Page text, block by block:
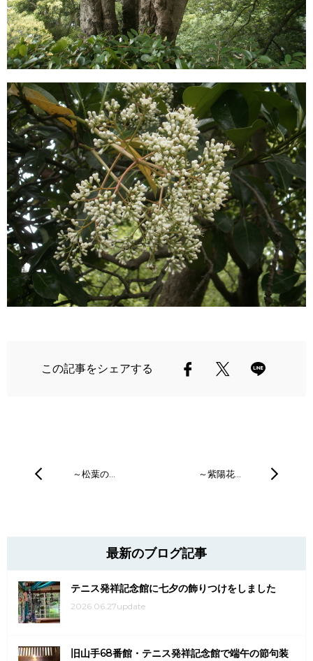
この記事をシェアする
～松葉の… ～紫陽花…
最新のブログ記事
テニス発祥記念館に七夕の飾りつけをしました
2026.06.27update
旧山手68番館・テニス発祥記念館で端午の節句装